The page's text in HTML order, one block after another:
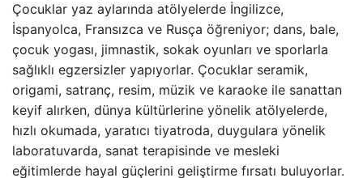
Çocuklar yaz aylarında atölyelerde İngilizce,
İspanyolca, Fransızca ve Rusça öğreniyor; dans, bale,
çocuk yogası, jimnastik, sokak oyunları ve sporlarla
sağlıklı egzersizler yapıyorlar. Çocuklar seramik,
origami, satranç, resim, müzik ve karaoke ile sanattan
keyif alırken, dünya kültürlerine yönelik atölyelerde,
hızlı okumada, yaratıcı tiyatroda, duygulara yönelik
laboratuvarda, sanat terapisinde ve mesleki
eğitimlerde hayal güçlerini geliştirme fırsatı buluyorlar.